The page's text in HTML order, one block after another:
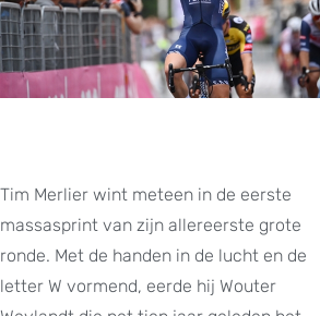
Tim Merlier wint meteen in de eerste
massasprint van zijn allereerste grote
ronde. Met de handen in de lucht en de
letter W vormend, eerde hij Wouter